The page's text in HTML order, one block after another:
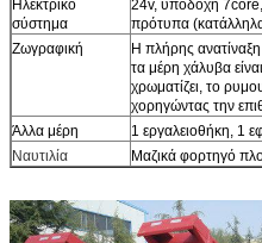
Ηλεκτρικό
σύστημα
24v, υποδοχή
πρότυπα
Ζωγραφική
Η πλήρης
τα μέρη χάλυβα
χρωματίζει, το
χορηγώντας την
Άλλα μέρη
1 εργαλειοθήκη, 1
Ναυτιλία
Μαζικά φορτηγό